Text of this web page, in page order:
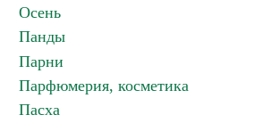
Осень
Панды
Парни
Парфюмерия, косметика
Пасха